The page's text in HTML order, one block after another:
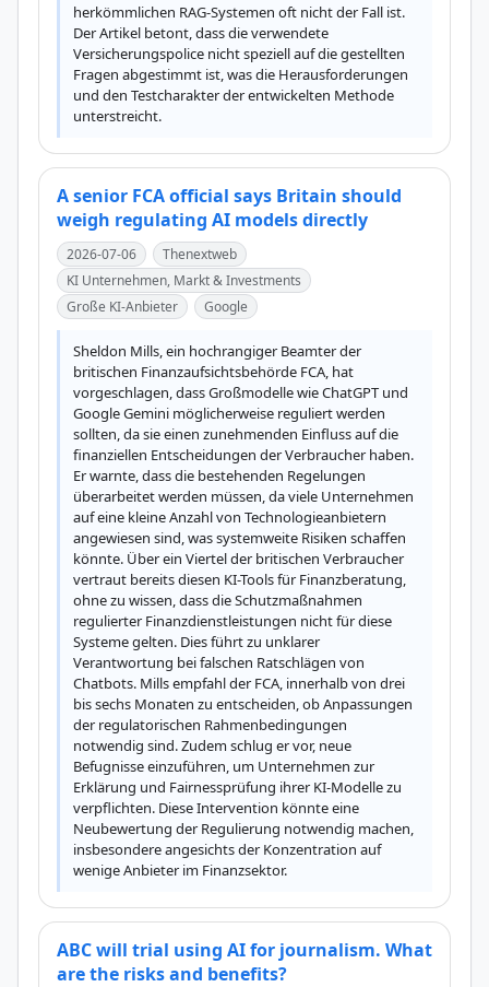
herkömmlichen RAG-Systemen oft nicht der Fall ist.
Der Artikel betont, dass die verwendete
Versicherungspolice nicht speziell auf die gestellten
Fragen abgestimmt ist, was die Herausforderungen
und den Testcharakter der entwickelten Methode
unterstreicht.
A senior FCA official says Britain should
weigh regulating AI models directly
2026-07-06
Thenextweb
KI Unternehmen, Markt & Investments
Große KI-Anbieter
Google
Sheldon Mills, ein hochrangiger Beamter der
britischen Finanzaufsichtsbehörde FCA, hat
vorgeschlagen, dass Großmodelle wie ChatGPT und
Google Gemini möglicherweise reguliert werden
sollten, da sie einen zunehmenden Einfluss auf die
finanziellen Entscheidungen der Verbraucher haben.
Er warnte, dass die bestehenden Regelungen
überarbeitet werden müssen, da viele Unternehmen
auf eine kleine Anzahl von Technologieanbietern
angewiesen sind, was systemweite Risiken schaffen
könnte. Über ein Viertel der britischen Verbraucher
vertraut bereits diesen KI-Tools für Finanzberatung,
ohne zu wissen, dass die Schutzmaßnahmen
regulierter Finanzdienstleistungen nicht für diese
Systeme gelten. Dies führt zu unklarer
Verantwortung bei falschen Ratschlägen von
Chatbots. Mills empfahl der FCA, innerhalb von drei
bis sechs Monaten zu entscheiden, ob Anpassungen
der regulatorischen Rahmenbedingungen
notwendig sind. Zudem schlug er vor, neue
Befugnisse einzuführen, um Unternehmen zur
Erklärung und Fairnessprüfung ihrer KI-Modelle zu
verpflichten. Diese Intervention könnte eine
Neubewertung der Regulierung notwendig machen,
insbesondere angesichts der Konzentration auf
wenige Anbieter im Finanzsektor.
ABC will trial using AI for journalism. What
are the risks and benefits?